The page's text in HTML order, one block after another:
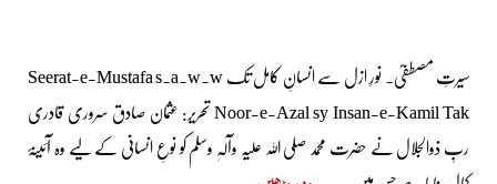
سیرتِ مصطفیؐ۔ نورِ ازل سے انسانِ کامل تک Seerat-e-Mustafa s.a.w.w
Noor-e-Azal sy Insan-e-Kamil Tak تحریر: عثمان صادق سروری قادری
ربِ ذوالجلال نے حضرت محمد صلی اللہ علیہ وآلہٖ وسلم کو نوعِ انسانی کے لیے وہ آئینۂ